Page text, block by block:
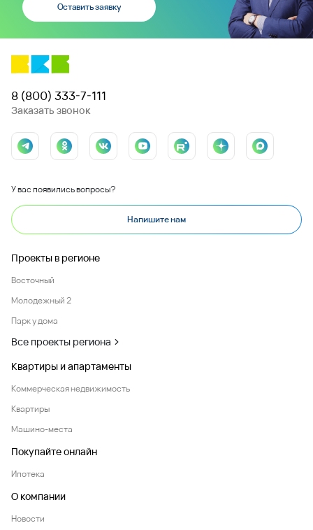
Оставить заявку
8 (800) 333-7-111
Заказать звонок
У вас появились вопросы?
Напишите нам
Проекты в регионе
Восточный
Молодежный 2
Парк у дома
Все проекты региона
Квартиры и апартаменты
Коммерческая недвижимость
Квартиры
Машино-места
Покупайте онлайн
Ипотека
О компании
Новости